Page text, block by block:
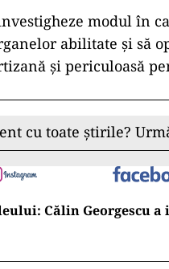
modul în
abilitate și să
și periculoasă
cu toate știrile?
Călin Georgescu